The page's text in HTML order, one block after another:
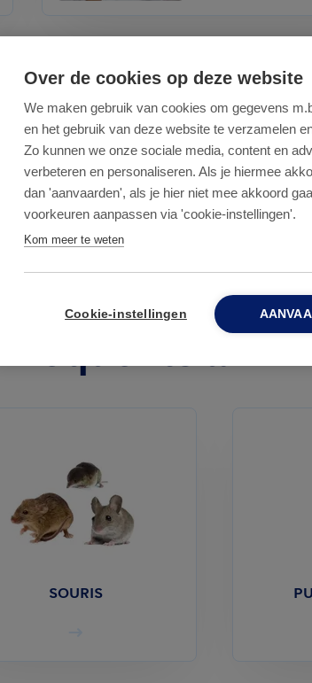
Traitement
à
SOURIS
Over de cookies op deze website
We maken gebruik van cookies om gegevens
en het gebruik van deze website te verzamelen
Zo kunnen we onze sociale media, content en
verbeteren en personaliseren. Als je hiermee
dan 'aanvaarden', als je hier niet mee akkoord
voorkeuren aanpassen via 'cookie-instellingen'.
Kom meer te weten
Cookie-instellingen